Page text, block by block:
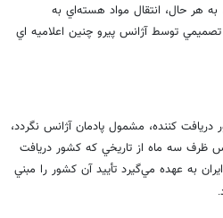
هر حال، انتقال مواد هسته‌اي به
توسط آژانس پيرو چنين اعلاميه اي
كننده، مشمول پادمان آژانس نگردد،
ظرف سه ماه از تاريخي كه كشور دريافت
به عهده مي‌گيرد تأييد آن كشور را مبني
.